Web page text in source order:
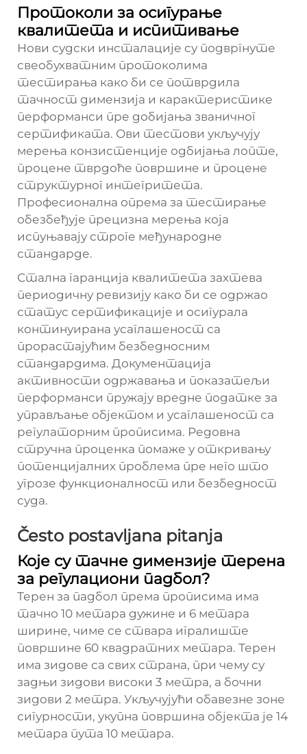
Протоколи за осигурање
квалитета и испитивање
Нови судски инсталације су подвргнуте
свеобухватним протоколима
тестирања како би се потврдила
тачност димензија и карактеристике
перформанси пре добијања званичног
сертификата. Ови тестови укључују
мерења конзистенције одбијања лопте,
процене тврдоће површине и процене
структурног интегритета.
Професионална опрема за тестирање
обезбеђује прецизна мерења која
испуњавају строге међународне
стандарде.
Стална гаранција квалитета захтева
периодичну ревизију како би се одржао
статус сертификације и осигурала
континуирана усаглашеност са
прорастајућим безбедносним
стандардима. Документација
активности одржавања и показатељи
перформанси пружају вредне податке за
управљање објектом и усаглашеност са
регулаторним прописима. Редовна
стручна проценка помаже у откривању
потенцијалних проблема пре него што
угрозе функционалност или безбедност
суда.
Često postavljana pitanja
Које су тачне димензије терена
за регулациони падбол?
Терен за падбол према прописима има
тачно 10 метара дужине и 6 метара
ширине, чиме се ствара игралиште
површине 60 квадратних метара. Терен
има зидове са свих страна, при чему су
задњи зидови високи 3 метра, а бочни
зидови 2 метра. Укључујући обавезне зоне
сигурности, укупна површина објекта је 14
метара пута 10 метара.